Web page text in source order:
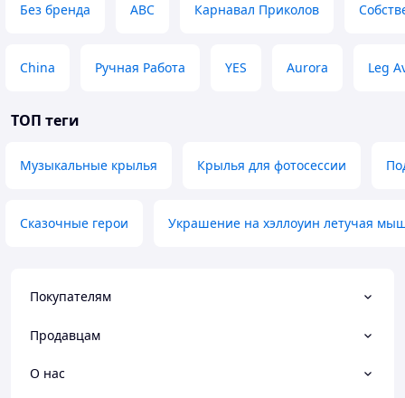
Без бренда ABC Карнавал Приколов
China Ручная Работа YES Aurora Leg
ТОП теги
Музыкальные крылья Крылья для фотосессии
Сказочные герои Украшение на хэллоуин летучая
Покупателям
Продавцам
О нас